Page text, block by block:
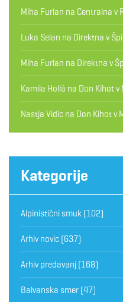
Miha Furlan na Centralna v
Luka Selan na Direktna v
Miha Furlan na Direktna v
Kamila Hollá na Don Kihot
Nastja Vidic na Don Kihot v
Kategorije
Alpinistični smuk (102)
Arhiv novic (637)
Arhiv predavanj (168)
Balvanska smer (47)